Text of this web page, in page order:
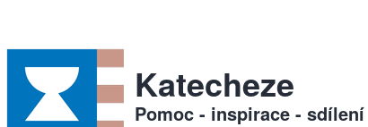
Sekundární odkazy
Katecheze
Pomoc - inspirace - sdílení